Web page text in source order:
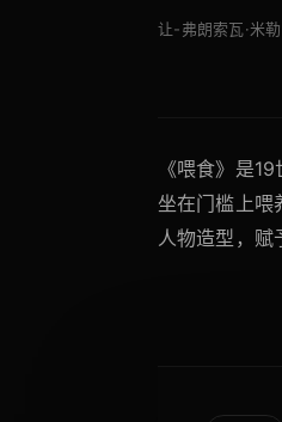
让-弗朗索瓦·米勒
《喂食》是
坐在门槛上喂
人物造型，赋